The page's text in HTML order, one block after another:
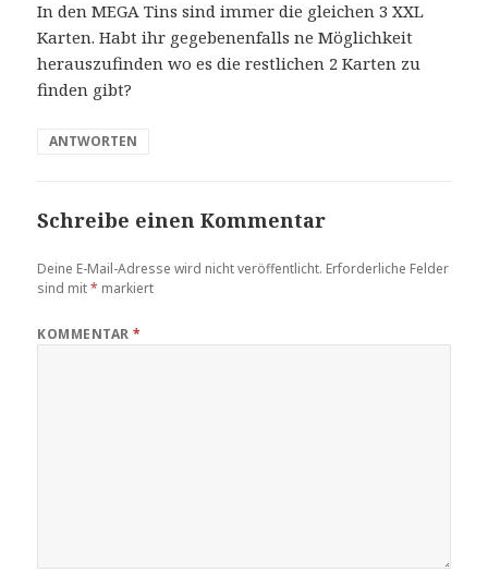
t
:
In den MEGA Tins sind immer die gleichen 3 XXL
Karten. Habt ihr gegebenenfalls ne Möglichkeit
herauszufinden wo es die restlichen 2 Karten zu
finden gibt?
ANTWORTEN
Schreibe einen Kommentar
Deine E-Mail-Adresse wird nicht veröffentlicht. Erforderliche Felder
sind mit* markiert
KOMMENTAR*